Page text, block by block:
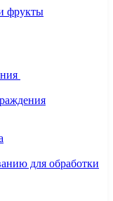
фрукты
для обработки